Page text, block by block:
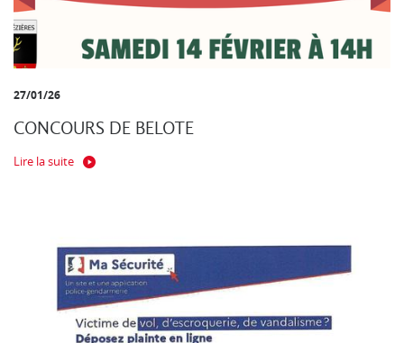
27/01/26
CONCOURS DE BELOTE
Lire la suite